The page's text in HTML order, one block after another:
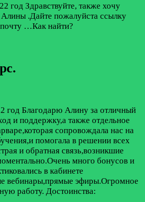
год Здравствуйте, также хочу
Алины .Дайте пожалуйста ссылку
…Как найти?
год Благодарю Алину за отличный
и поддержку,а также отдельное
сопровождала нас на
помогала в решении всех
и обратная связь,возникшие
много бонусов и
в кабинете
вебинары,прямые эфиры.Огромное
работу. Достоинства: